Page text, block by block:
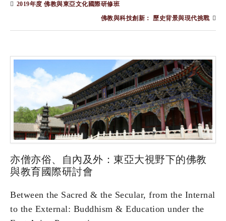
2019年度 佛教與東亞文化國際研修班
佛教與科技創新： 歷史背景與現代挑戰
亦僧亦俗、自內及外：東亞大視野下的佛教
與教育國際研討會
Between the Sacred & the Secular, from the Internal
to the External: Buddhism & Education under the